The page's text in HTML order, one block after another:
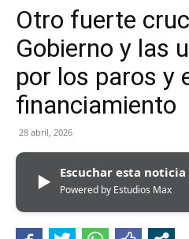
Otro fuerte
Gobierno y las
por los paros y
financiamiento
28 abril, 2026
▶ Escuchar esta noticia
Powered by Estudios Max